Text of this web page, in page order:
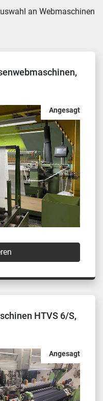
an Webmaschinen
Angesagt
HTVS 6/S,
Angesagt